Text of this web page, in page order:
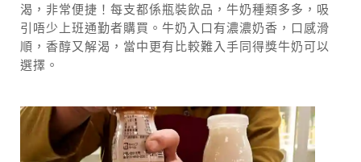
渴，非常便捷！每支都係瓶裝飲品，牛奶種類多多，吸
引唔少上班通勤者購買。牛奶入口有濃濃奶香，口感滑
順，香醇又解渴，當中更有比較難入手同得獎牛奶可以
選擇。